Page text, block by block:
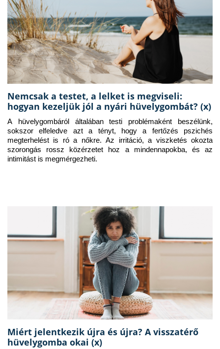
Nemcsak a testet, a lelket is megviseli:
hogyan kezeljük jól a nyári hüvelygombát? (x)
A hüvelygombáról általában testi problémaként beszélünk,
sokszor elfeledve azt a tényt, hogy a fertőzés pszichés
megterhelést is ró a nőkre. Az irritáció, a viszketés okozta
szorongás rossz közérzetet hoz a mindennapokba, és az
intimitást is megmérgezheti.
Miért jelentkezik újra és újra? A visszatérő
hüvelygomba okai (x)